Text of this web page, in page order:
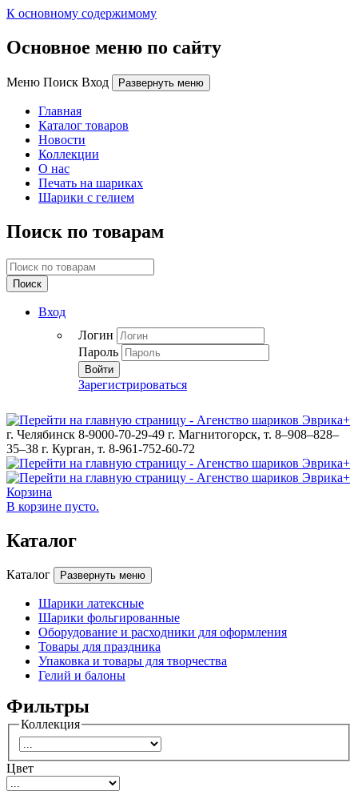
К основному содержимому
Основное меню по сайту
Меню Поиск Вход Развернуть меню
Главная
Каталог товаров
Новости
Коллекции
О нас
Печать на шариках
Шарики с гелием
Поиск по товарам
Поиск
Вход
Логин
Пароль
Войти
Зарегистрироваться
г. Челябинск 8-9000-70-29-49 г. Магнитогорск, т. 8–908–828–
35–38 г. Курган, т. 8-961-752-60-72
Корзина
В корзине пусто.
Каталог
Каталог Развернуть меню
Шарики латексные
Шарики фольгированные
Оборудование и расходники для оформления
Товары для праздника
Упаковка и товары для творчества
Гелий и балоны
Фильтры
Коллекция
Цвет